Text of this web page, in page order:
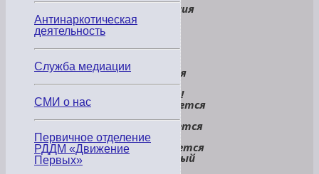
профессия
С
Учителя
вас,
господа!
Начинается
собирается
класс.
Заливается
школьный
Антинаркотическая
деятельность
Служба медиации
СМИ о нас
Первичное отделение
РДДМ «Движение
Первых»